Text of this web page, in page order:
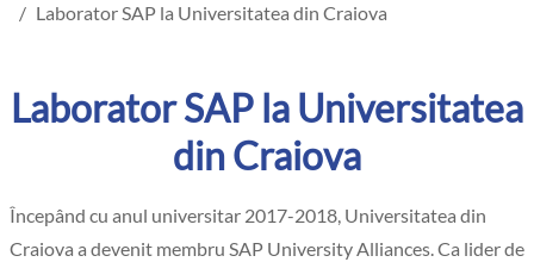
Laborator SAP la Universitatea din Craiova
Laborator SAP la Universitatea
din Craiova
Începând cu anul universitar 2017-2018, Universitatea din
Craiova a devenit membru SAP University Alliances. Ca lider de